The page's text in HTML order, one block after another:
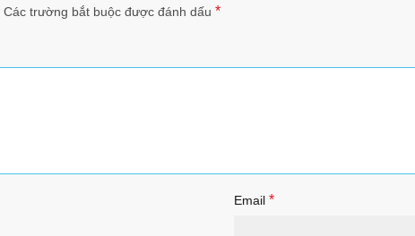
Các trường bắt buộc được đánh dấu *
Email *